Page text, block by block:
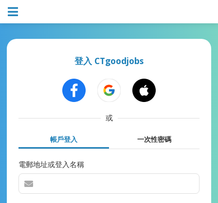
登入 CTgoodjobs
或
帳戶登入 一次性密碼
電郵地址或登入名稱